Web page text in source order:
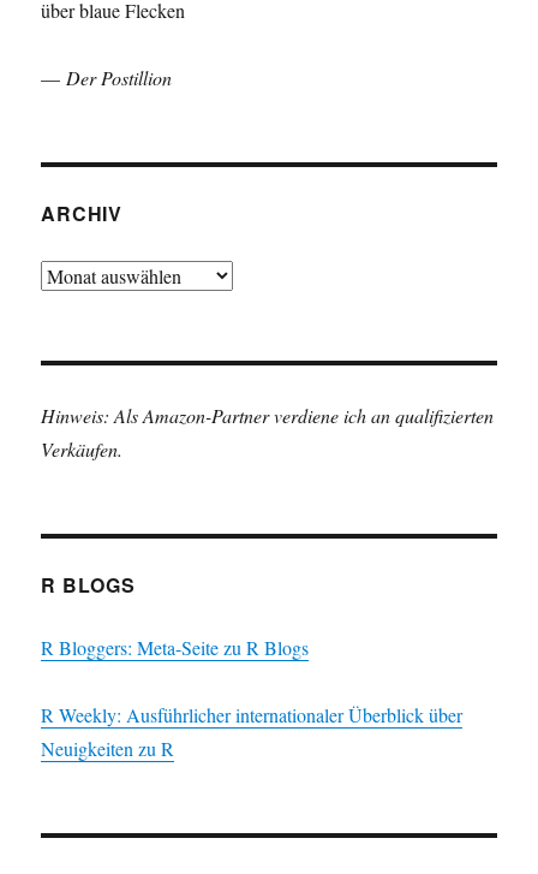
über blaue Flecken
—Der Postillion
ARCHIV
Archiv
Hinweis: Als Amazon-Partner verdiene ich an qualifizierten
Verkäufen.
R BLOGS
R Bloggers: Meta-Seite zu R Blogs
R Weekly: Ausführlicher internationaler Überblick über
Neuigkeiten zu R